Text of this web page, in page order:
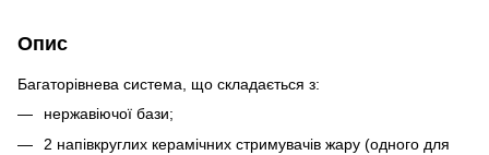
Опис
Багаторівнева система, що складається з:
нержавіючої бази;
2 напівкруглих керамічних стримувачів жару (одного для